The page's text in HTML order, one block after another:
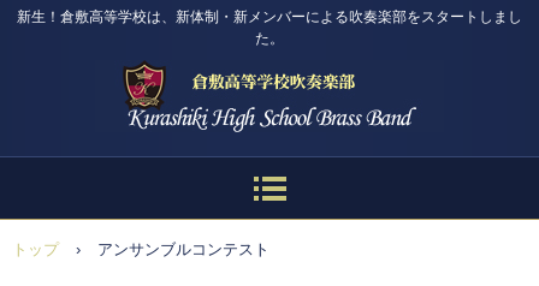
新生！倉敷高等学校は、新体制・新メンバーによる吹奏楽部をスタートしまし
た。
トップ › アンサンブルコンテスト